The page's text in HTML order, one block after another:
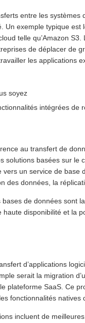
entre les
Un exemple typique
telle qu’Amazon
de déplacer de
les applications
soyez
intégrées de
au transfert de
solutions basées sur
un service de
des données, la
de données sont
disponibilité et la
d’applications
serait la migration
plateforme SaaS. Ce
fonctionnalités natives
incluent de